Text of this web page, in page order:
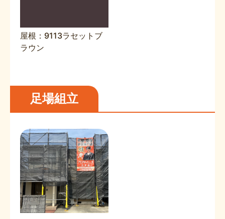
屋根：9113ラセットブ
ラウン
足場組立